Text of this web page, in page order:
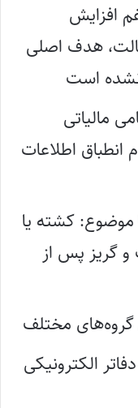
افزایش
هدف اصلی
است
مالیاتی
اطلاعات
کشته یا
گریز پس از
گروه‌های مختلف
الکترونیکی